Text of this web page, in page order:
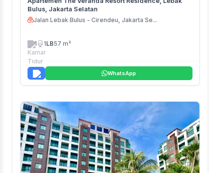
Bulus, Jakarta Selatan
Jalan Lebak Bulus - Cirendeu, Jakarta Se...
1 1LB57 m²
WhatsApp